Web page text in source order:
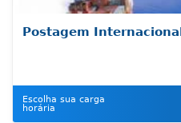
Postagem
Escolha sua carga
horária